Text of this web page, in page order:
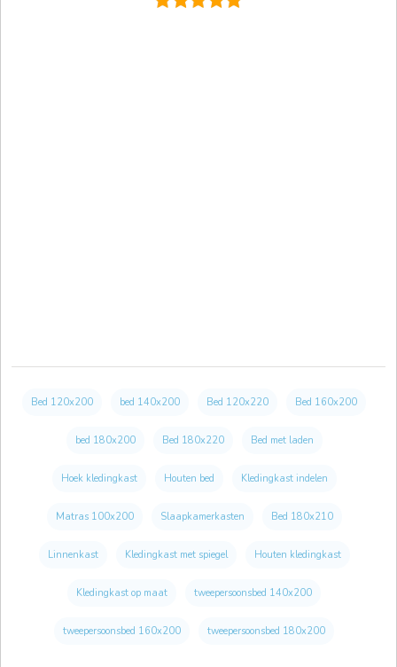
Bed 120x200 bed 140x200 Bed 120x220 Bed 160x200
bed 180x200 Bed 180x220 Bed met laden
Hoek kledingkast Houten bed Kledingkast indelen
Matras 100x200 Slaapkamerkasten Bed 180x210
Linnenkast Kledingkast met spiegel Houten kledingkast
Kledingkast op maat tweepersoonsbed 140x200
tweepersoonsbed 160x200 tweepersoonsbed 180x200